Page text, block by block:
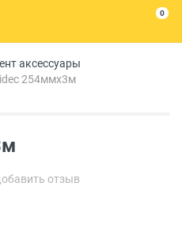
0
аксессуары
254ммx3м
отзыв